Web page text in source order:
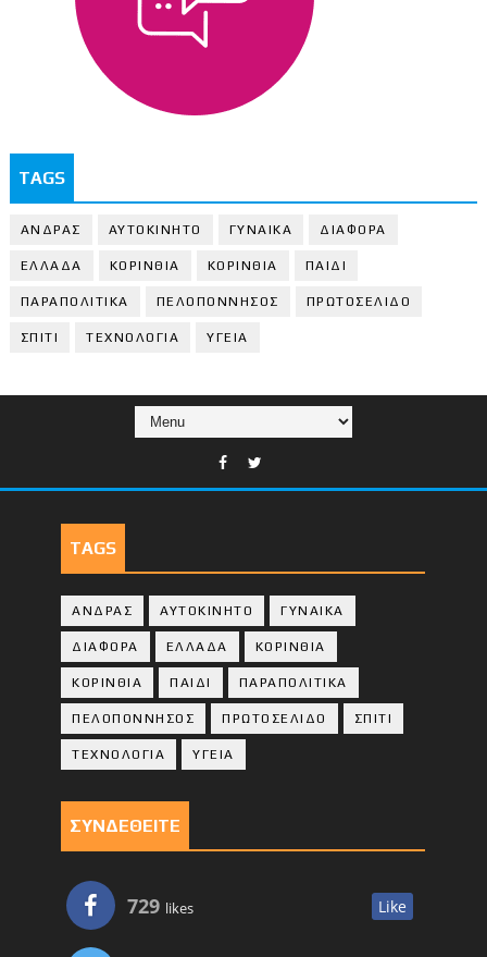
TAGS
ΑΝΔΡΑΣ ΑΥΤΟΚΙΝΗΤΟ ΓΥΝΑΙΚΑ ΔΙΑΦΟΡΑ
ΕΛΛΑΔΑ ΚΟΡΙΝΘΙΑ ΚΟΡΙΝΘΙA ΠΑΙΔΙ
ΠΑΡΑΠΟΛΙΤΙΚΑ ΠΕΛΟΠΟΝΝΗΣΟΣ ΠΡΩΤΟΣΕΛΙΔΟ
ΣΠΙΤΙ ΤΕΧΝΟΛΟΓΙΑ ΥΓΕΙΑ
TAGS
ΑΝΔΡΑΣ ΑΥΤΟΚΙΝΗΤΟ ΓΥΝΑΙΚΑ
ΔΙΑΦΟΡΑ ΕΛΛΑΔΑ ΚΟΡΙΝΘΙΑ
ΚΟΡΙΝΘΙA ΠΑΙΔΙ ΠΑΡΑΠΟΛΙΤΙΚΑ
ΠΕΛΟΠΟΝΝΗΣΟΣ ΠΡΩΤΟΣΕΛΙΔΟ ΣΠΙΤΙ
ΤΕΧΝΟΛΟΓΙΑ ΥΓΕΙΑ
ΣΥΝΔΕΘΕΙΤΕ
729 likes Like